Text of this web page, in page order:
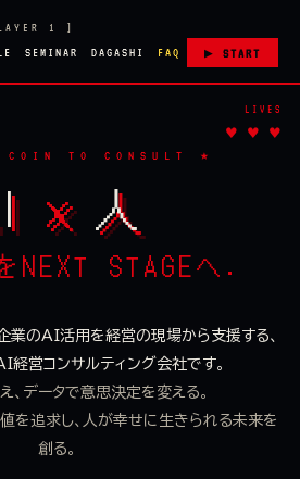
1 ]
SEMINAR DAGASHI FAQ ▶ START
LIVES
♥ ♥ ♥
×人
NEXT STAGEへ .
業のAI活用を経営の現場から支援する、
営コンサルティング会社です。
、データで意思決定を変える。
を追求し、人が幸せに生きられる未来を
創る。